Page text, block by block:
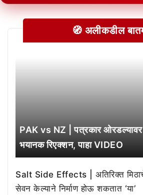
🧭 अलीकडील
PAK vs NZ | पत्रकार
भयानक रिएक्शन, पाहा VIDEO
Salt Side Effects | अतिरिक्त
सेवन केल्याने निर्माण होऊ शकतात ‘या’